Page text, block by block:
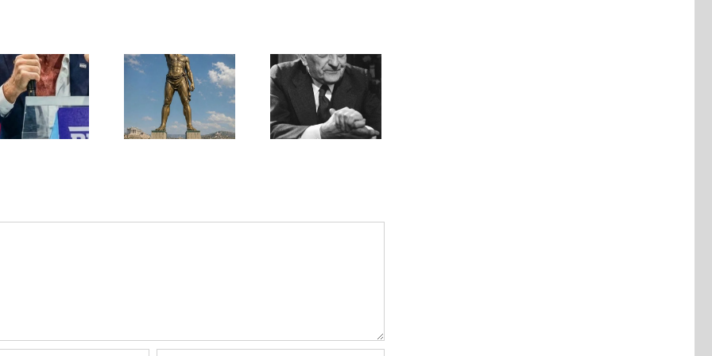
Ile de Rhodes ;
un foyer juif
déserté
Une lettre
inédite de
Malraux sur
l’État d’Israël |
PAR « LA REGLE